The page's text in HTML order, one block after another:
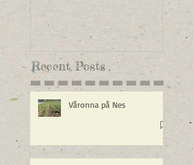
Recent Posts
Våronna på Nes